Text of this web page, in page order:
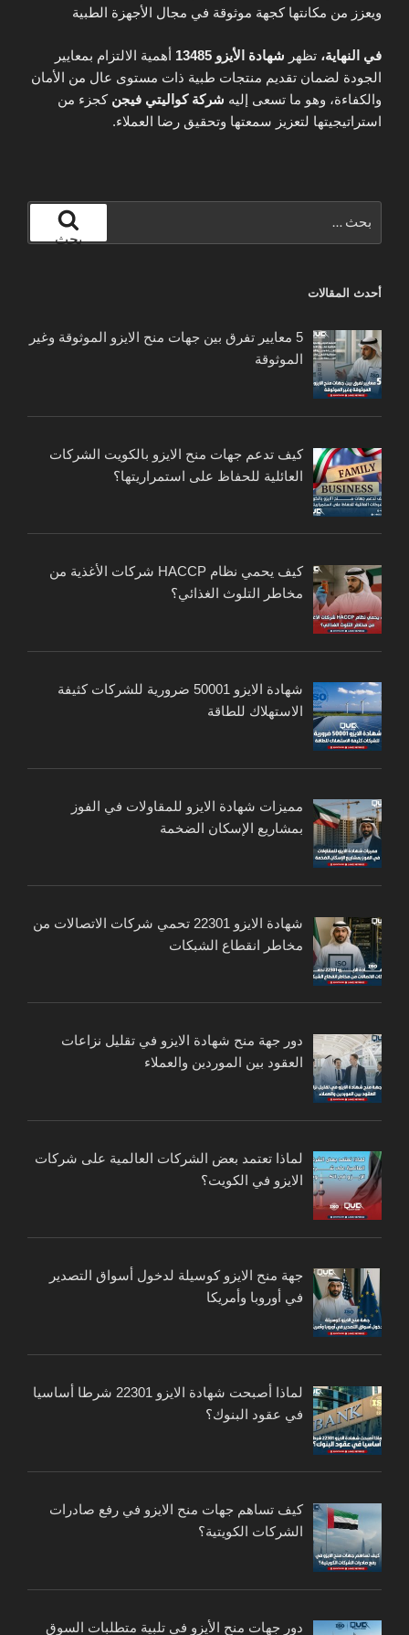
ويعزز من مكانتها كجهة موثوقة في مجال الأجهزة الطبية
في النهاية، تظهر شهادة الأيزو 13485
أهمية الالتزام بمعايير
الجودة لضمان تقديم منتجات طبية ذات مستوى عال من الأمان
والكفاءة، وهو ما تسعى إليه شركة كواليتي فيجن كجزء من
استراتيجيتها لتعزيز سمعتها وتحقيق رضا العملاء.
عن:
بحث
أحدث المقالات
5 معايير تفرق بين جهات منح الايزو الموثوقة وغير
الموثوقة
كيف تدعم جهات منح الايزو بالكويت الشركات
العائلية للحفاظ على استمراريتها؟
كيف يحمي نظام HACCP شركات الأغذية من
مخاطر التلوث الغذائي؟
شهادة الايزو 50001 ضرورية للشركات كثيفة
الاستهلاك للطاقة
مميزات شهادة الايزو للمقاولات في الفوز
بمشاريع الإسكان الضخمة
شهادة الايزو 22301 تحمي شركات الاتصالات من
مخاطر انقطاع الشبكات
دور جهة منح شهادة الايزو في تقليل نزاعات
العقود بين الموردين والعملاء
لماذا تعتمد بعض الشركات العالمية على شركات
الايزو في الكويت؟
جهة منح الايزو كوسيلة لدخول أسواق التصدير
في أوروبا وأمريكا
لماذا أصبحت شهادة الايزو 22301 شرطا أساسيا
في عقود البنوك؟
كيف تساهم جهات منح الايزو في رفع صادرات
الشركات الكويتية؟
دور جهات منح الأيزو في تلبية متطلبات السوق